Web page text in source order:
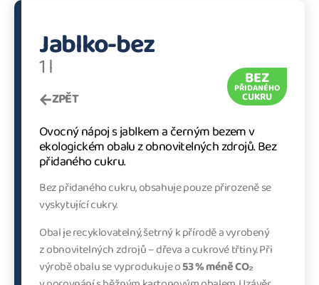
ZPĚT
Ovocný nápoj s jablkem a černým bezem v
ekologickém obalu z obnovitelných zdrojů. Bez
přidaného cukru.
Jablko-bez
1 l BEZ
PŘIDANÉHO
CUKRU
Bez přidaného cukru, obsahuje pouze přirozeně se
vyskytující cukry.
Obal je recyklovatelný, šetrný k přírodě a vyrobený
z obnovitelných zdrojů – dřeva a cukrové třtiny. Při
výrobě obalu se vyprodukuje o53 % méně CO₂